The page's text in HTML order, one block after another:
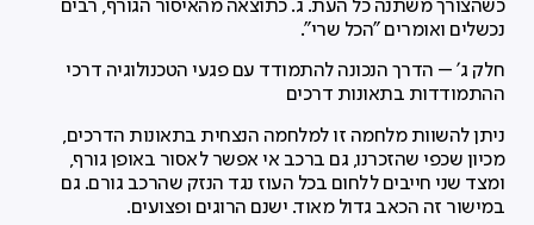
כשהצורך משתנה כל העת. ג. כתוצאה מהאיסור הגורף, רבים
נכשלים ואומרים "הכל שרי".
חלק ג' – הדרך הנכונה להתמודד עם פגעי הטכנולוגיה דרכי
ההתמודדות בתאונות דרכים
ניתן להשוות מלחמה זו למלחמה הנצחית בתאונות הדרכים,
מכיון שכפי שהזכרנו, גם ברכב אי אפשר לאסור באופן גורף,
ומצד שני חייבים ללחום בכל העוז נגד הנזק שהרכב גורם. גם
במישור זה הכאב גדול מאוד. ישנם הרוגים ופצועים.